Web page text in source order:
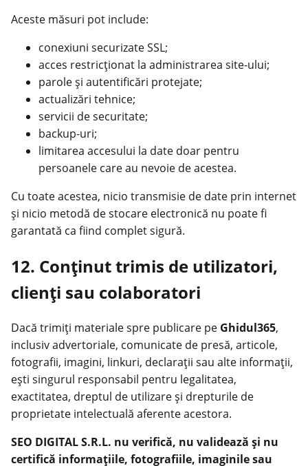
Aceste măsuri pot include:
conexiuni securizate SSL;
acces restricționat la administrarea site-ului;
parole și autentificări protejate;
actualizări tehnice;
servicii de securitate;
backup-uri;
limitarea accesului la date doar pentru
persoanele care au nevoie de acestea.
Cu toate acestea, nicio transmisie de date prin internet
și nicio metodă de stocare electronică nu poate fi
garantată ca fiind complet sigură.
12. Conținut trimis de utilizatori,
clienți sau colaboratori
Dacă trimiți materiale spre publicare pe Ghidul365,
inclusiv advertoriale, comunicate de presă, articole,
fotografii, imagini, linkuri, declarații sau alte informații,
ești singurul responsabil pentru legalitatea,
exactitatea, dreptul de utilizare și drepturile de
proprietate intelectuală aferente acestora.
SEO DIGITAL S.R.L. nu verifică, nu validează și nu
certifică informațiile, fotografiile, imaginile sau